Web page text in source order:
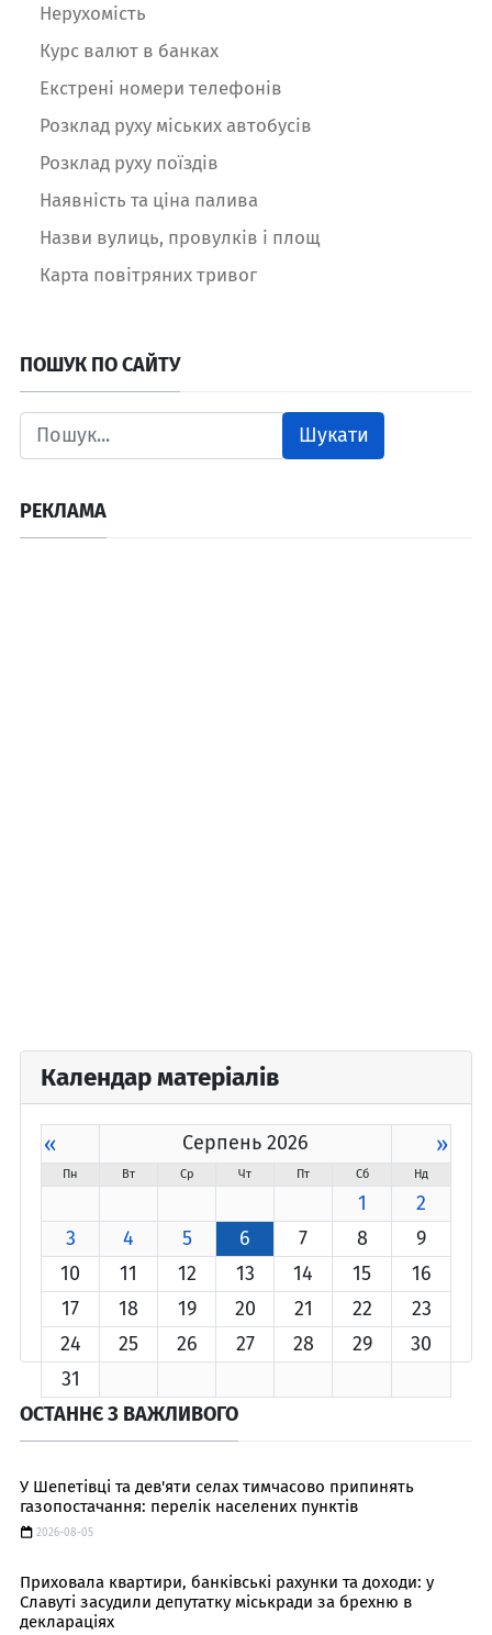
Нерухомість
Курс валют в банках
Екстрені номери телефонів
Розклад руху міських автобусів
Розклад руху поїздів
Наявність та ціна палива
Назви вулиць, провулків і площ
Карта повітряних тривог
ПОШУК ПО САЙТУ
Шукати
РЕКЛАМА
Календар матеріалів
« Серпень 2026 »
Пн Вт Ср Чт Пт Сб Нд
1
2
3
4 5 6 7 8
9
10
11 12 13 14 15
16
17
18 19 20 21 22
23
24
25 26 27 28 29
30
31
ОСТАННЄ З ВАЖЛИВОГО
У Шепетівці та дев'яти селах тимчасово припинять
газопостачання: перелік населених пунктів
2026-08-05
Приховала квартири, банківські рахунки та доходи: у
Славуті засудили депутатку міськради за брехню в
деклараціях